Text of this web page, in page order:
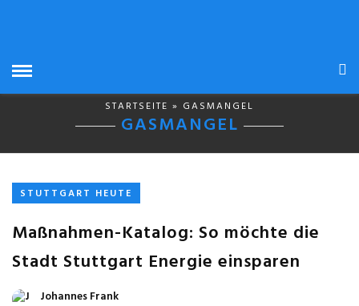
STARTSEITE » GASMANGEL
GASMANGEL
STUTTGART HEUTE
Maßnahmen-Katalog: So möchte die
Stadt Stuttgart Energie einsparen
Johannes Frank